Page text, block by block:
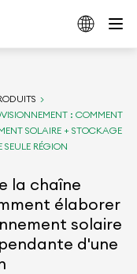
: COMMENT
SOLAIRE + STOCKAGE
RÉGION
la chaîne
élaborer
solaire
d'une